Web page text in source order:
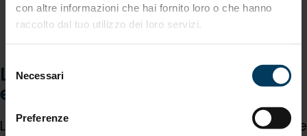
con altre informazioni che hai fornito loro o che hanno
raccolto dal tuo utilizzo dei loro servizi.
del
consenso
Necessari
Preferenze
Le proposte per una transizione
efficace e realista
Le aziende firmatarie invitano la Commissione